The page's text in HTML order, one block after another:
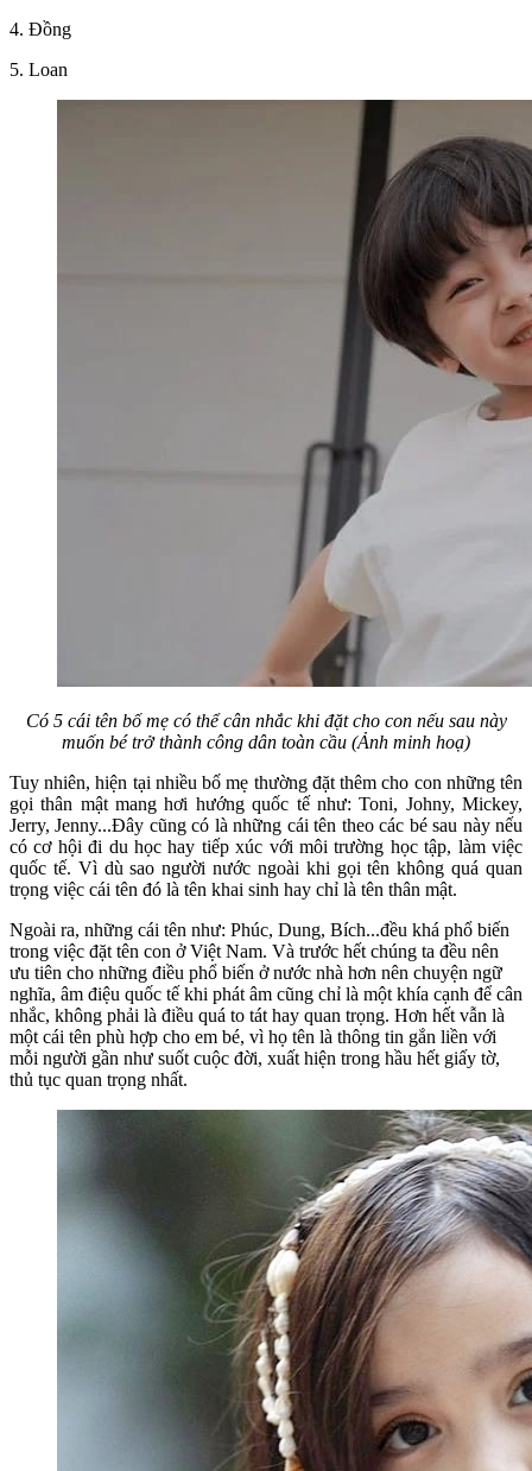
4. Đồng
5. Loan
Có 5 cái tên bố mẹ có thể cân nhắc khi đặt cho con nếu sau này
muốn bé trở thành công dân toàn cầu (Ảnh minh hoạ)
Tuy nhiên, hiện tại nhiều bố mẹ thường đặt thêm cho con những tên
gọi thân mật mang hơi hướng quốc tế như: Toni, Johny, Mickey,
Jerry, Jenny...Đây cũng có là những cái tên theo các bé sau này nếu
có cơ hội đi du học hay tiếp xúc với môi trường học tập, làm việc
quốc tế. Vì dù sao người nước ngoài khi gọi tên không quá quan
trọng việc cái tên đó là tên khai sinh hay chỉ là tên thân mật.
Ngoài ra, những cái tên như: Phúc, Dung, Bích...đều khá phổ biến
trong việc đặt tên con ở Việt Nam. Và trước hết chúng ta đều nên
ưu tiên cho những điều phổ biến ở nước nhà hơn nên chuyện ngữ
nghĩa, âm điệu quốc tế khi phát âm cũng chỉ là một khía cạnh để cân
nhắc, không phải là điều quá to tát hay quan trọng. Hơn hết vẫn là
một cái tên phù hợp cho em bé, vì họ tên là thông tin gắn liền với
mỗi người gần như suốt cuộc đời, xuất hiện trong hầu hết giấy tờ,
thủ tục quan trọng nhất.